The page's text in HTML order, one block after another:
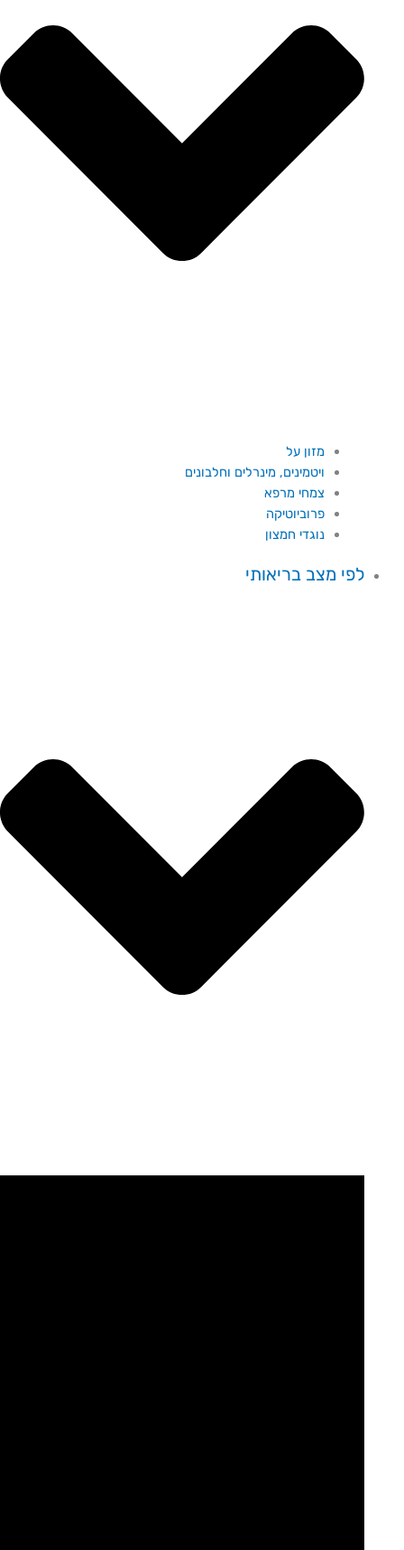
מזון על
ויטמינים, מינרלים וחלבונים
צמחי מרפא
פרוביוטיקה
נוגדי חמצון
לפי מצב בריאותי